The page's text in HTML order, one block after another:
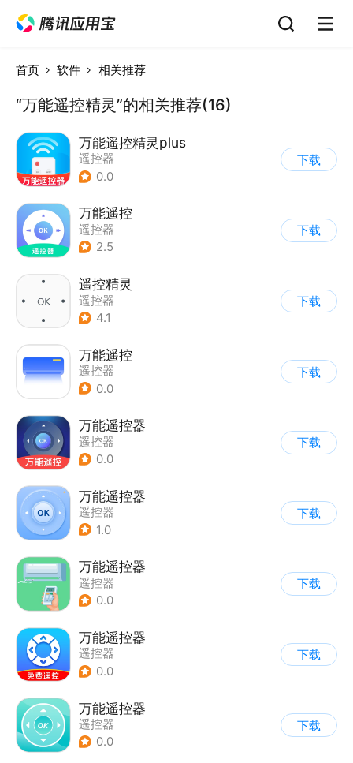
首页 软件 相关推荐
“万能遥控精灵”的相关推荐(16)
万能遥控精灵plus
遥控器
0.0
下载
万能遥控
遥控器
2.5
下载
遥控精灵
遥控器
4.1
下载
万能遥控
遥控器
0.0
下载
万能遥控器
遥控器
0.0
下载
万能遥控器
遥控器
1.0
下载
万能遥控器
遥控器
0.0
下载
万能遥控器
遥控器
0.0
下载
万能遥控器
遥控器
0.0
下载